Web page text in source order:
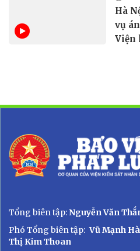
Hà
vụ
Viện
Tổng biên tập:Nguyễn Văn
Phó Tổng biên tập:Vũ Mạnh
Thị Kim Thoan